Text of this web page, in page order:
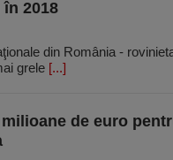
2018
din România -
grele [...]
de euro